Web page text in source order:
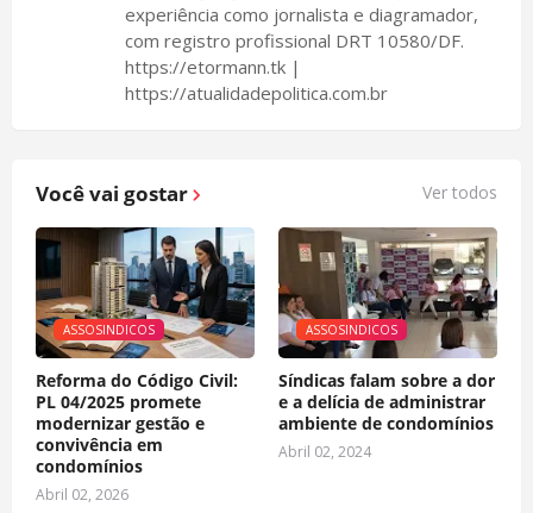
experiência como jornalista e diagramador,
com registro profissional DRT 10580/DF.
https://etormann.tk |
https://atualidadepolitica.com.br
Você vai gostar Ver todos
ASSOSINDICOS
Reforma do Código Civil:
PL 04/2025 promete
modernizar gestão e
convivência em
condomínios
Abril 02, 2026
ASSOSINDICOS
Síndicas falam sobre a dor
e a delícia de administrar
ambiente de condomínios
Abril 02, 2024